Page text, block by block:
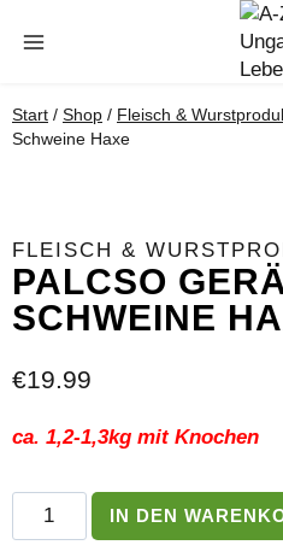
Inhalt
Start / Shop / Fleisch &
Schweine Haxe
FLEISCH &
PALCSO
SCHWEINE
€19.99
ca. 1,2-1,3kg mit Knochen
Palcso
Geräucherte
IN DEN